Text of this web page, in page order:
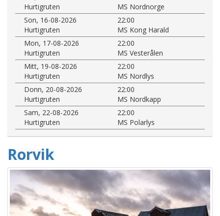
Hurtigruten
MS Nordnorge
Son, 16-08-2026
22:00
Hurtigruten
MS Kong Harald
Mon, 17-08-2026
22:00
Hurtigruten
MS Vesterålen
Mitt, 19-08-2026
22:00
Hurtigruten
MS Nordlys
Donn, 20-08-2026
22:00
Hurtigruten
MS Nordkapp
Sam, 22-08-2026
22:00
Hurtigruten
MS Polarlys
Rorvik